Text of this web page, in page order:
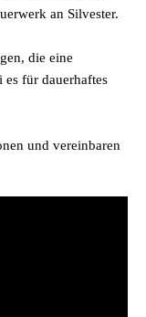
an Silvester.
die eine
für dauerhaftes
und vereinbaren